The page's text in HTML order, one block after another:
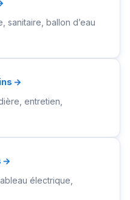
sanitaire, ballon d’eau
→
entretien,
→
électrique,